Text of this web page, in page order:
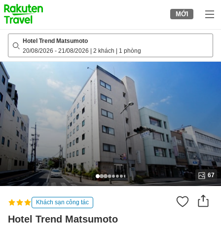
to
top
page
MỚI
Hotel Trend Matsumoto
20/08/2026 - 21/08/2026 2 khách 1 phòng
67
Khách sạn công tác
Hotel Trend Matsumoto